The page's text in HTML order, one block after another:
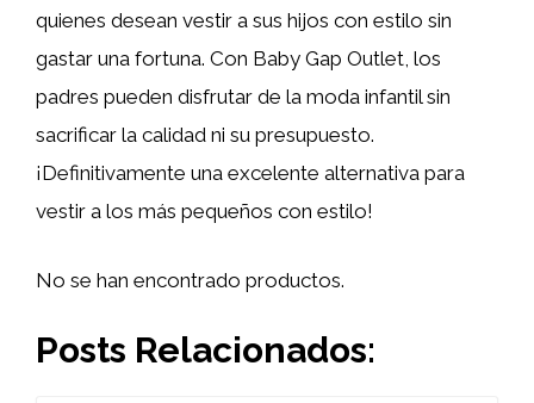
quienes desean vestir a sus hijos con estilo sin
gastar una fortuna. Con Baby Gap Outlet, los
padres pueden disfrutar de la moda infantil sin
sacrificar la calidad ni su presupuesto.
¡Definitivamente una excelente alternativa para
vestir a los más pequeños con estilo!
No se han encontrado productos.
Posts Relacionados: